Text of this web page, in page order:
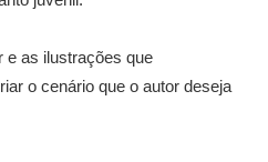
e as ilustrações que
o cenário que o autor deseja